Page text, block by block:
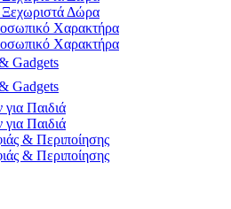
Δώρα
Χαρακτήρα
Χαρακτήρα
Gadgets
Gadgets
Παιδιά
Παιδιά
& Περιποίησης
& Περιποίησης